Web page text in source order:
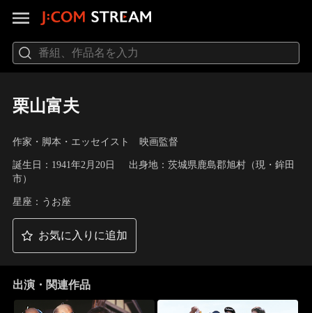
栗山富夫
作家・脚本・エッセイスト 映画監督
誕生日：1941年2月20日
出身地：茨城県鹿島郡旭村（現・鉾田
市）
星座：うお座
お気に入りに追加
出演・関連作品